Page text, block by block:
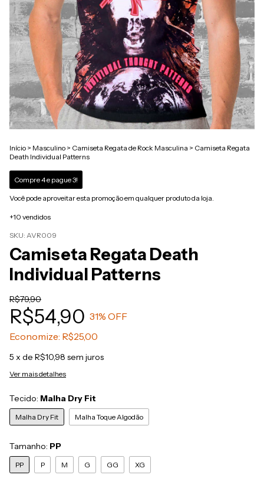
Início > Masculino > Camiseta Regata de Rock Masculina > Camiseta Regata
Death Individual Patterns
Compre 4 e pague 3!
Você pode aproveitar esta promoção em qualquer produto da loja.
+10 vendidos
SKU: AVR009
Camiseta Regata Death
Individual Patterns
R$79,90
R$54,90 31% OFF
Economize: R$25,00
5 x de R$10,98 sem juros
Ver mais detalhes
Tecido: Malha Dry Fit
Malha Dry Fit Malha Toque Algodão
Tamanho: PP
PP P M G GG XG